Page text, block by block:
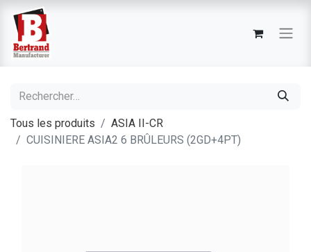
Tous les produits
ASIA II-CR
CUISINIERE ASIA2 6 BRÛLEURS (2GD+4PT)